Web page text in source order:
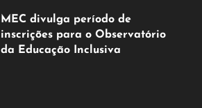
de
agosto
de
MEC divulga período de
inscrições para o Observatório
da Educação Inclusiva